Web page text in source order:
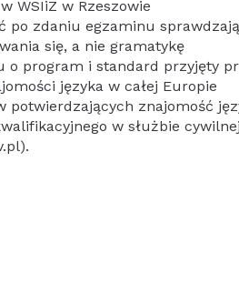
WSIiZ w Rzeszowie
zdaniu egzaminu
się, a nie gramatykę
o program i standard przyjęty
języka w całej Europie
potwierdzających znajomość
w służbie